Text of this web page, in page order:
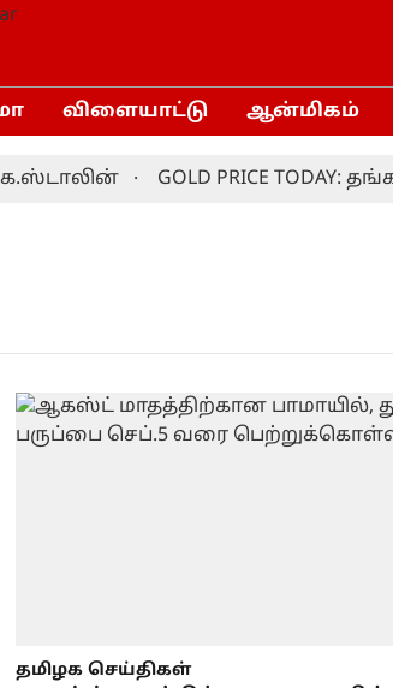
விளையாட்டு ஆன்மிகம்
GOLD PRICE TODAY:
தமிழக செய்திகள்